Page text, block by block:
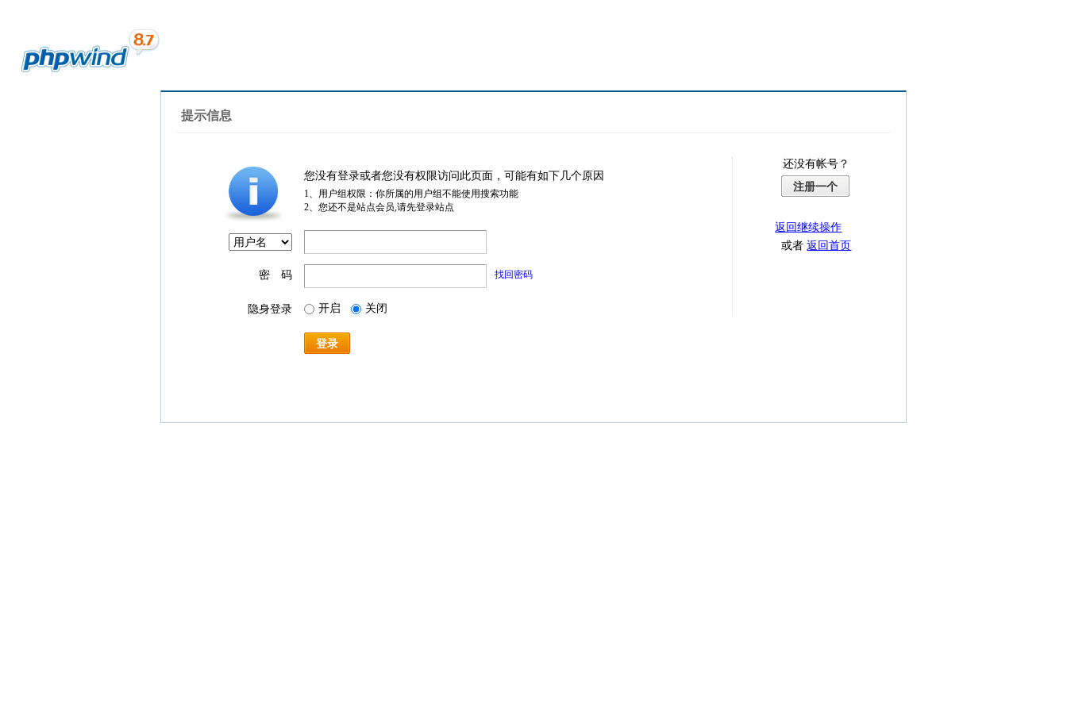
提示信息
您没有登录或者您没有权限访问此页面，可能有如下几个原因
1、用户组权限：你所属的用户组不能使用搜索功能
2、您还不是站点会员,请先登录站点
密 码 找回密码
隐身登录 开启 关闭
登录
还没有帐号？
注册一个
返回继续操作
或者返回首页